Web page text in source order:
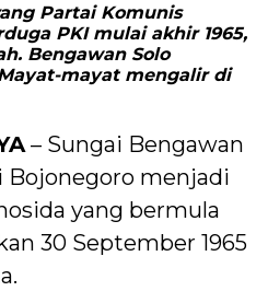
Partai Komunis
PKI mulai akhir 1965,
Bengawan Solo
mayat mengalir di
– Sungai Bengawan
Bojonegoro menjadi
yang bermula
30 September 1965